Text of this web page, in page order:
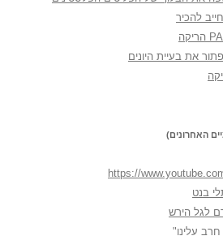
להכיר
את בעיית היונים
האחרונים)
https://
בנט
לגל הירש